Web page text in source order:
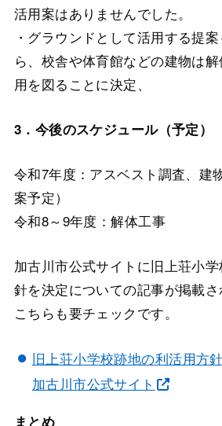
活用案はありませんでした。
・グラウンドとして活用する提
ら、校舎や体育館などの建物は
用を図ることに決定、
3．今後のスケジュール（予定）
令和7年度：アスベスト調査、建
案予定）
令和8～9年度：解体工事
加古川市公式サイトに旧上荘小
針を決定についての記事が掲載さ
こちらも要チェックです。
旧上荘小学校跡地の利活用方
加古川市公式サイト
まとめ